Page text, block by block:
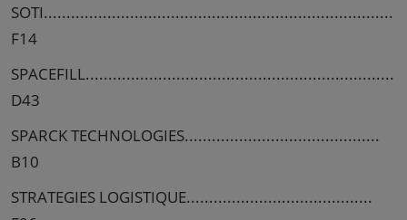
SOTI.............................................................................
F14
SPACEFILL....................................................................
D43
SPARCK TECHNOLOGIES...........................................
B10
STRATEGIES LOGISTIQUE.........................................